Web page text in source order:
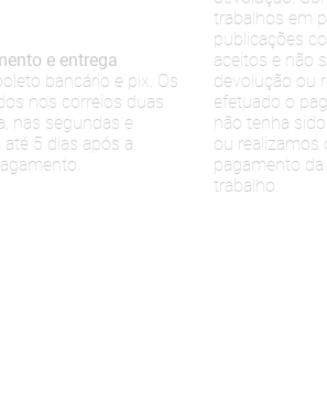
e entrega
bancário e pix. Os
nos correios duas
nas segundas e
5 dias após a
trabalhos em
publicações
aceitos e não
devolução ou
efetuado o
não tenha
ou realizamos
pagamento
trabalho.